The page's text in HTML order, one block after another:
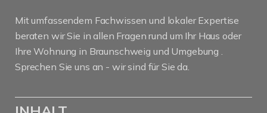
Mit umfassendem Fachwissen und lokaler Expertise
beraten wir Sie in allen Fragen rund um Ihr Haus oder
Ihre Wohnung in Braunschweig und Umgebung .
Sprechen Sie uns an - wir sind für Sie da.